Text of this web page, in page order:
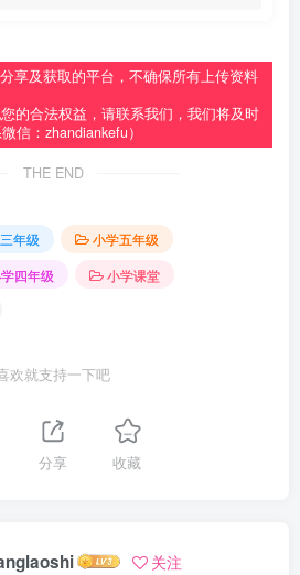
享及获取的平台，不确保所有上传资料
的合法权益，请联系我们，我们将及时
信：zhandiankefu）
THE END
年级
小学五年级
四年级
小学课堂
欢就支持一下吧
分享 收藏
关注